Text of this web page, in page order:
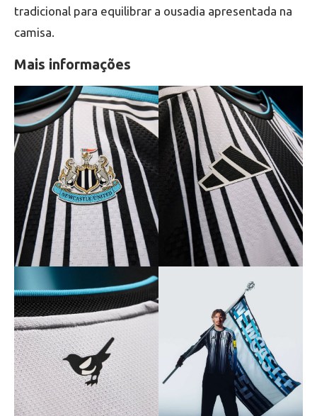
tradicional para equilibrar a ousadia apresentada na
camisa.
Mais informações